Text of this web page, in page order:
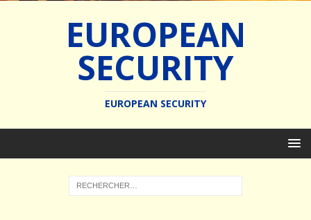
EUROPEAN
SECURITY
EUROPEAN SECURITY